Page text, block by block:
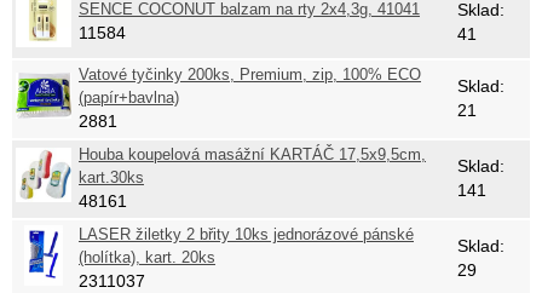
SENCE COCONUT balzam na rty 2x4,3g, 41041
11584
Sklad:
41
Vatové tyčinky 200ks, Premium, zip, 100% ECO
(papír+bavlna)
2881
Sklad:
21
Houba koupelová masážní KARTÁČ 17,5x9,5cm,
kart.30ks
48161
Sklad:
141
LASER žiletky 2 břity 10ks jednorázové pánské
(holítka), kart. 20ks
2311037
Sklad:
29